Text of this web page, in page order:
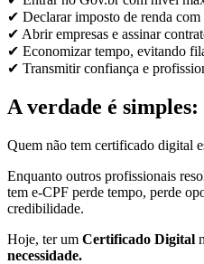
✔ Declarar imposto de renda
✔ Abrir empresas e assinar
✔ Economizar tempo, evitando
✔ Transmitir confiança e
A verdade é simples:
Quem não tem certificado digital
Enquanto outros profissionais
tem e-CPF perde tempo, perde
credibilidade.
Hoje, ter um Certificado Digital
necessidade.